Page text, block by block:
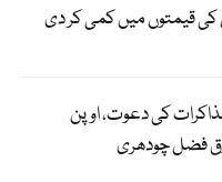
کی قیمتوں میں کمی کر دی
کی دعوت، اوپن
فضل چودھری